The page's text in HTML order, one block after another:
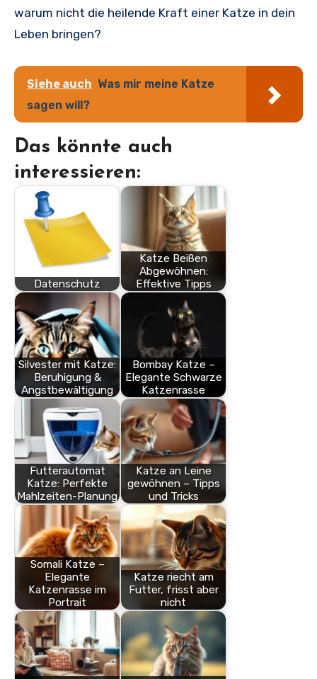
warum nicht die heilende Kraft einer Katze in dein
Leben bringen?
Siehe auch Was mir meine Katze
sagen will?
Das könnte auch
interessieren:
Datenschutz
Katze Beißen
Abgewöhnen:
Effektive Tipps
Silvester mit Katze:
Beruhigung &
Angstbewältigung
Bombay Katze –
Elegante Schwarze
Katzenrasse
Futterautomat
Katze: Perfekte
Mahlzeiten-Planung
Katze an Leine
gewöhnen – Tipps
und Tricks
Somali Katze –
Elegante
Katzenrasse im
Portrait
Katze riecht am
Futter, frisst aber
nicht